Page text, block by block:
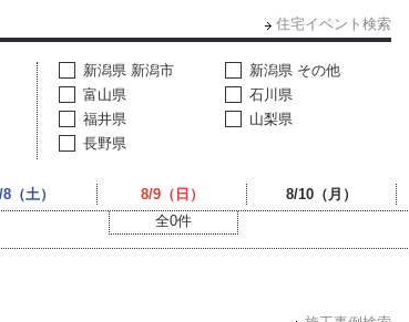
住宅イベント検索
新潟県 新潟市
新潟県 その他
富山県
石川県
福井県
山梨県
長野県
（土） 8/9（日） 8/10（月）
全0件